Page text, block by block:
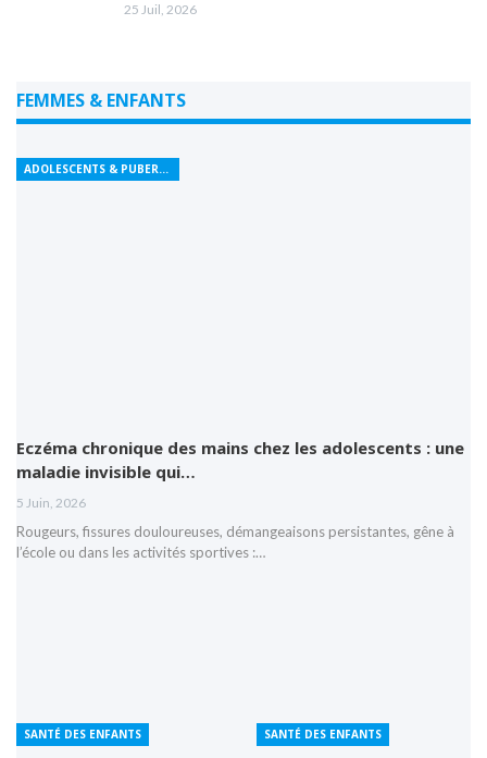
25 Juil, 2026
FEMMES & ENFANTS
ADOLESCENTS & PUBERTÉ
Eczéma chronique des mains chez les adolescents : une
maladie invisible qui…
5 Juin, 2026
Rougeurs, fissures douloureuses, démangeaisons persistantes, gêne à
l’école ou dans les activités sportives :…
SANTÉ DES ENFANTS SANTÉ DES ENFANTS